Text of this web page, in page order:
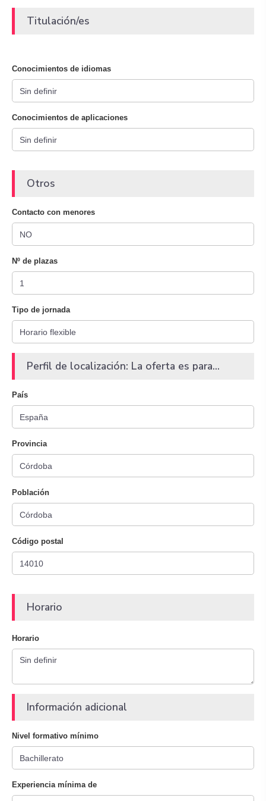
Titulación/es
Conocimientos de idiomas
Conocimientos de aplicaciones
Otros
Contacto con menores
Nº de plazas
Tipo de jornada
Perfil de localización: La oferta es para...
País
Provincia
Población
Código postal
Horario
Horario
Información adicional
Nivel formativo mínimo
Experiencia mínima de